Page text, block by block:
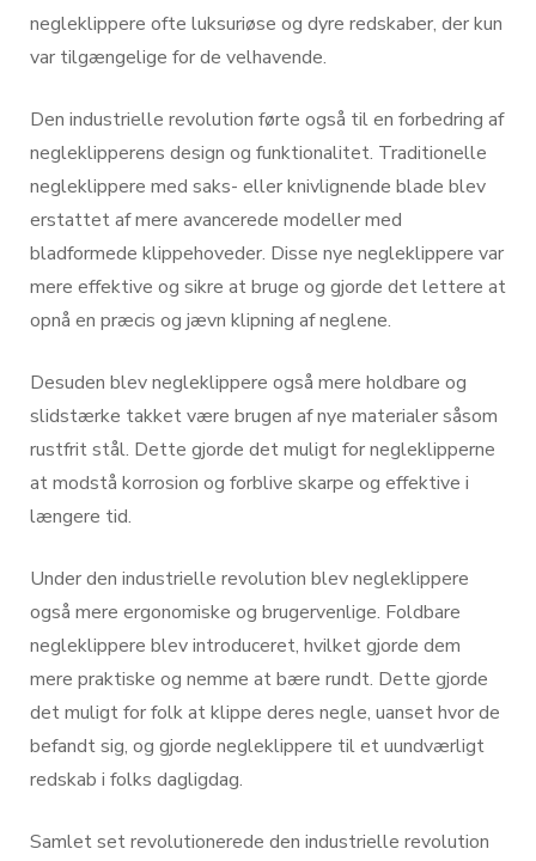
negleklippere ofte luksuriøse og dyre redskaber, der kun
var tilgængelige for de velhavende.
Den industrielle revolution førte også til en forbedring af
negleklipperens design og funktionalitet. Traditionelle
negleklippere med saks- eller knivlignende blade blev
erstattet af mere avancerede modeller med
bladformede klippehoveder. Disse nye negleklippere var
mere effektive og sikre at bruge og gjorde det lettere at
opnå en præcis og jævn klipning af neglene.
Desuden blev negleklippere også mere holdbare og
slidstærke takket være brugen af ​​nye materialer såsom
rustfrit stål. Dette gjorde det muligt for negleklipperne
at modstå korrosion og forblive skarpe og effektive i
længere tid.
Under den industrielle revolution blev negleklippere
også mere ergonomiske og brugervenlige. Foldbare
negleklippere blev introduceret, hvilket gjorde dem
mere praktiske og nemme at bære rundt. Dette gjorde
det muligt for folk at klippe deres negle, uanset hvor de
befandt sig, og gjorde negleklippere til et uundværligt
redskab i folks dagligdag.
Samlet set revolutionerede den industrielle revolution